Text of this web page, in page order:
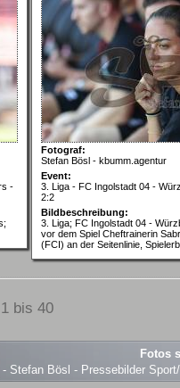
-
Fotograf:
Stefan Bösl - kbumm.agentur
Event:
3. Liga - FC Ingolstadt 04 -
2:2
Bildbeschreibung:
3. Liga; FC Ingolstadt 04 -
vor dem Spiel Cheftrainerin
(FCI) an der Seitenlinie,
bis 40
Fotos
Stefan Bösl - Pressebilder